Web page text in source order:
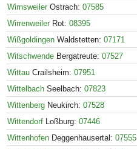
Wirnsweiler Ostrach: 07585
Wirrenweiler Rot: 08395
Wißgoldingen Waldstetten: 07171
Witschwende Bergatreute: 07527
Wittau Crailsheim: 07951
Wittelbach Seelbach: 07823
Wittenberg Neukirch: 07528
Wittendorf Loßburg: 07446
Wittenhofen Deggenhausertal: 07555